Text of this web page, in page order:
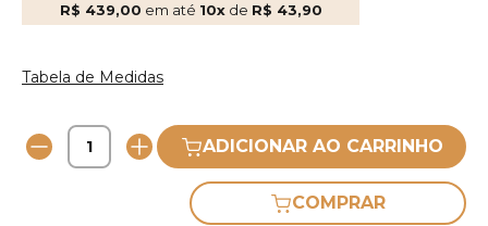
R$ 439,00 em até 10xde R$ 43,90
Tabela de Medidas
ADICIONAR AO CARRINHO
COMPRAR